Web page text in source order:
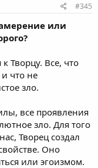
#345
или
Творцу. Все, что
что не
зло.
все проявления
зло. Для того
Творец создал
Оно
или эгоизмом.